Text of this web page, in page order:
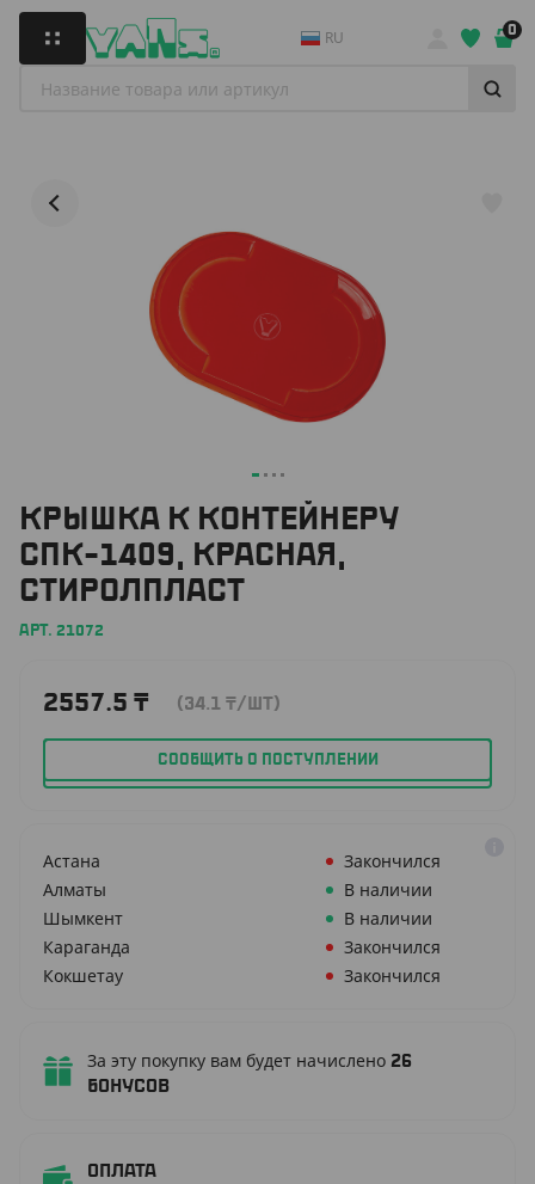
RU 0
КРЫШКА К КОНТЕЙНЕРУ
СПК-1409, КРАСНАЯ,
СТИРОЛПЛАСТ
АРТ. 21072
2557.5 ₸ (34.1 ₸/ШТ)
СООБЩИТЬ О ПОСТУПЛЕНИИ
Астана
Закончился
Алматы
В наличии
Шымкент
В наличии
Караганда
Закончился
Кокшетау
Закончился
За эту покупку вам будет начислено 26
бонусов
Оплата